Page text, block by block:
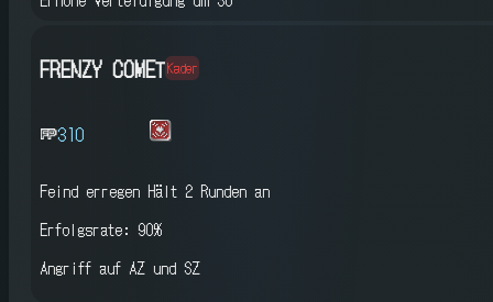
FRENZY COMETKader
310
Feind erregen Hält 2 Runden an
Erfolgsrate: 90%
Angriff auf AZ und SZ